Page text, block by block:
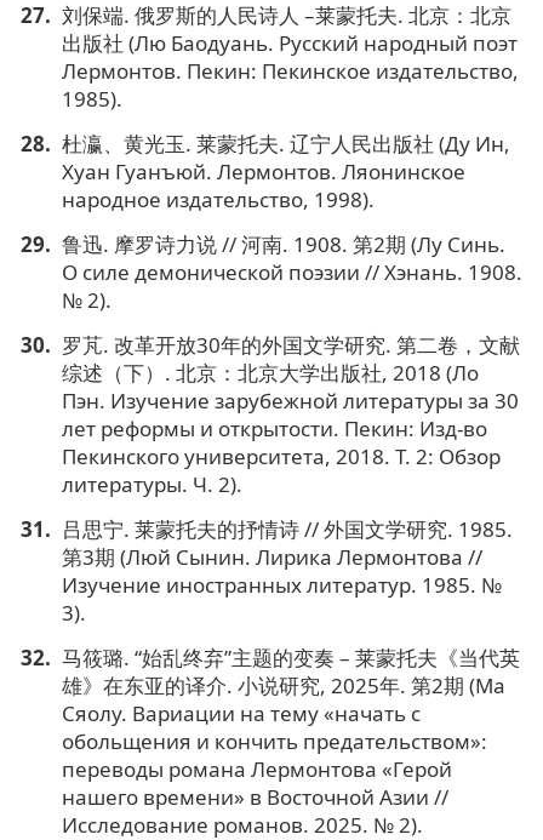
刘保端. 俄罗斯的人民诗人 –莱蒙托夫. 北京：北京
出版社 (Лю Баодуань. Русский народный поэт
Лермонтов. Пекин: Пекинское издательство,
1985).
杜瀛、黄光玉. 莱蒙托夫. 辽宁人民出版社 (Ду Ин,
Хуан Гуанъюй. Лермонтов. Ляонинское
народное издательство, 1998).
鲁迅. 摩罗诗力说 // 河南. 1908. 第2期 (Лу Синь.
О силе демонической поэзии // Хэнань. 1908.
№ 2).
罗芃. 改革开放30年的外国文学研究. 第二卷，文献
综述（下）. 北京：北京大学出版社, 2018 (Ло
Пэн. Изучение зарубежной литературы за 30
лет реформы и открытости. Пекин: Изд-во
Пекинского университета, 2018. Т. 2: Обзор
литературы. Ч. 2).
吕思宁. 莱蒙托夫的抒情诗 // 外国文学研究. 1985.
第3期 (Люй Сынин. Лирика Лермонтова //
Изучение иностранных литератур. 1985. №
3).
马筱璐. “始乱终弃”主题的变奏 – 莱蒙托夫《当代英
雄》在东亚的译介. 小说研究, 2025年. 第2期 (Ма
Сяолу. Вариации на тему «начать с
обольщения и кончить предательством»:
переводы романа Лермонтова «Герой
нашего времени» в Восточной Азии //
Исследование романов. 2025. № 2).